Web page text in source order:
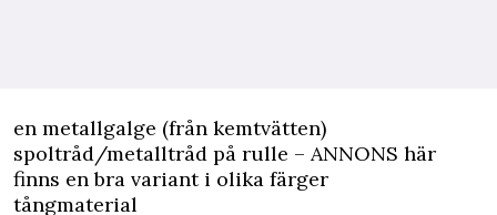
en metallgalge (från kemtvätten)
spoltråd/metalltråd på rulle – ANNONS här
finns en bra variant i olika färger
tångmaterial